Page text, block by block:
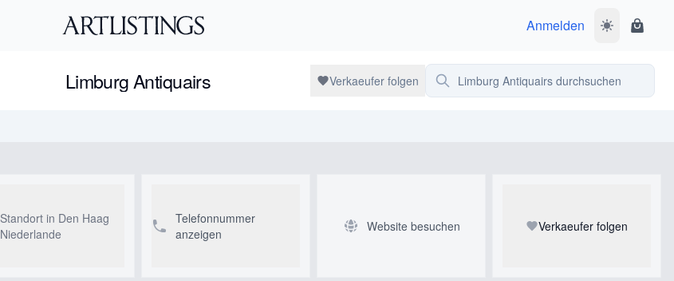
Anmelden
Limburg Antiquairs Verkaeufer folgen Limburg Antiquairs durchsuchen
Standort in Den Haag
Niederlande
Telefonnummer
anzeigen
Website besuchen Verkaeufer folgen